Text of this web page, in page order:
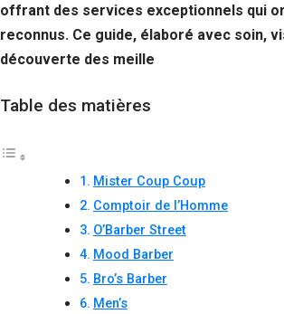
offrant des services exceptionnels qui
reconnus. Ce guide, élaboré avec soin,
découverte des meille
Table des matières
Mister Coup Coup
Comptoir de l’Homme
O’Barber Street
Mood Barber
Bro’s Barber
Men’s